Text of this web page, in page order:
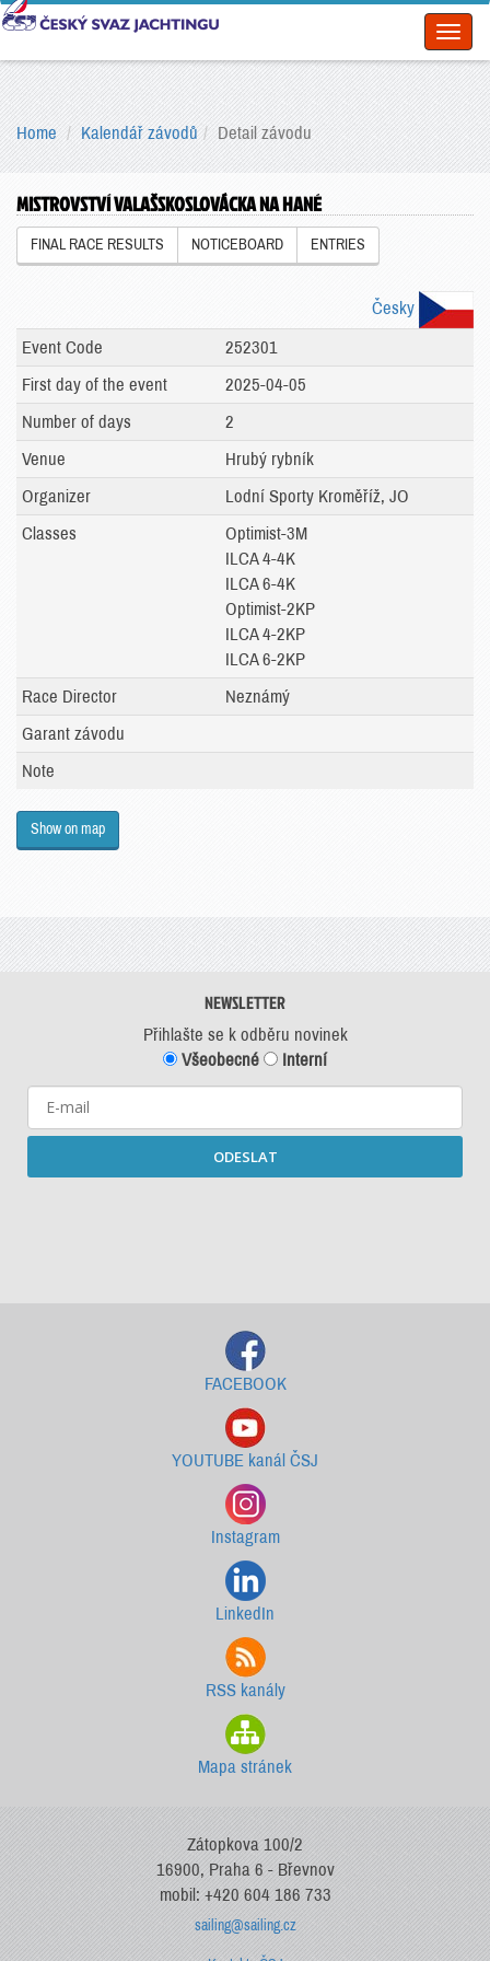
Home Kalendář závodů Detail závodu
MISTROVSTVÍ VALAŠSKOSLOVÁCKA NA HANÉ
FINAL RACE RESULTS NOTICEBOARD ENTRIES
Česky
Event Code
252301
First day of the event
2025-04-05
Number of days
2
Venue
Hrubý rybník
Organizer
Lodní Sporty Kroměříž, JO
Classes
Optimist-3M
ILCA 4-4K
ILCA 6-4K
Optimist-2KP
ILCA 4-2KP
ILCA 6-2KP
Race Director
Neznámý
Garant závodu
Note
Show on map
NEWSLETTER
Přihlašte se k odběru novinek
Všeobecné
Interní
ODESLAT
FACEBOOK
YOUTUBE kanál ČSJ
Instagram
LinkedIn
RSS kanály
Mapa stránek
Zátopkova 100/2
16900, Praha 6 - Břevnov
mobil: +420 604 186 733
sailing@sailing.cz